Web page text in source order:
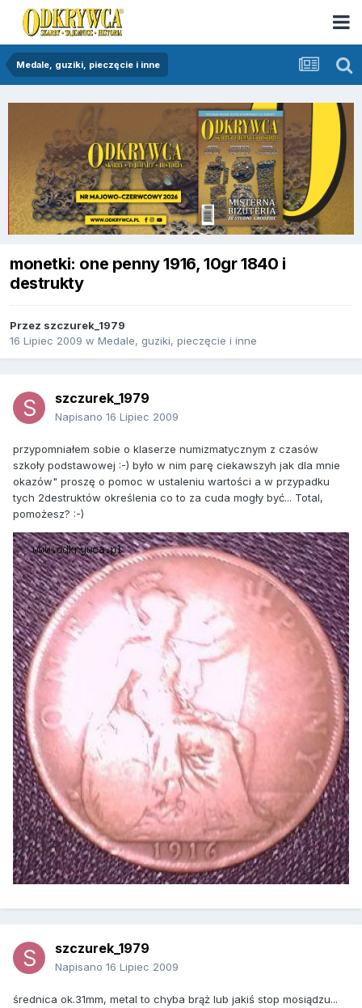
Medale, guziki, pieczęcie i inne
monetki: one penny 1916, 10gr 1840 i
destrukty
Przez szczurek_1979
16 Lipiec 2009 w Medale, guziki, pieczęcie i inne
szczurek_1979
Napisano 16 Lipiec 2009
przypomniałem sobie o klaserze numizmatycznym z czasów
szkoły podstawowej :-) było w nim parę ciekawszyh jak dla mnie
okazów" proszę o pomoc w ustaleniu wartości a w przypadku
tych 2destruktów określenia co to za cuda mogły być... Total,
pomożesz? :-)
szczurek_1979
Napisano 16 Lipiec 2009
średnica ok.31mm, metal to chyba brąż lub jakiś stop mosiądzu...